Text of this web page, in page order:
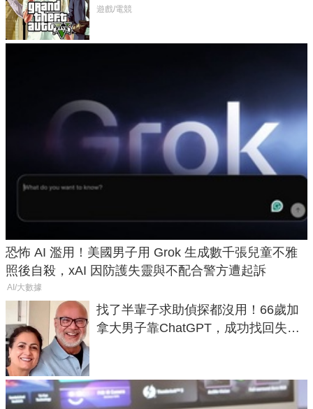
在開掛！」
遊戲/電競
恐怖 AI 濫用！美國男子用 Grok 生成數千張兒童不雅
照後自殺，xAI 因防護失靈與不配合警方遭起訴
AI/大數據
找了半輩子求助偵探都沒用！66歲加
拿大男子靠ChatGPT，成功找回失散